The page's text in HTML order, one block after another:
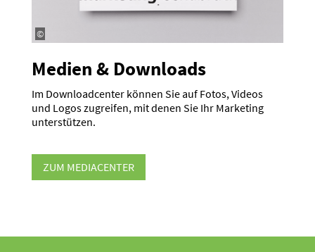
©
Medien & Downloads
Im Download­center können Sie auf Fotos, Videos
und Logos zugreifen, mit denen Sie Ihr Marketing
unter­stützen.
ZUM MEDIA­CENTER